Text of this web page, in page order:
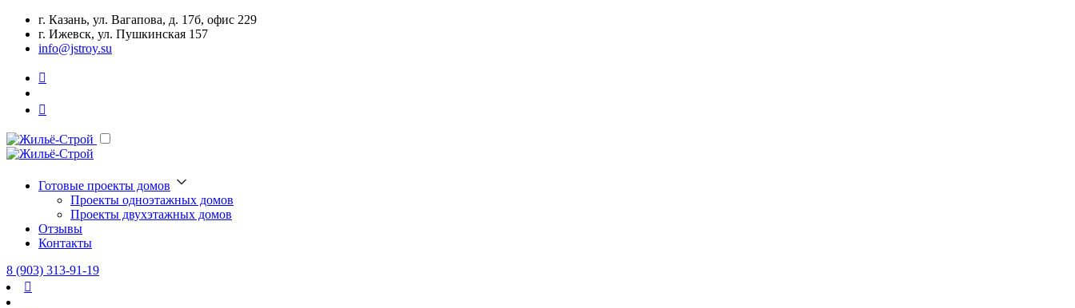
г. Казань, ул. Вагапова, д. 17б, офис 229
г. Ижевск, ул. Пушкинская 157
info@jstroy.su
Готовые проекты домов
Проекты одноэтажных домов
Проекты двухэтажных домов
Отзывы
Контакты
8 (903) 313-91-19